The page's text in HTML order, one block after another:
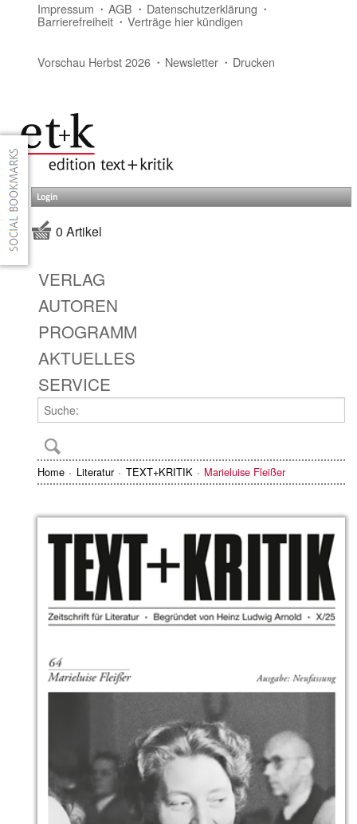
Impressum AGB Datenschutzerklärung
Barrierefreiheit Verträge hier kündigen
Vorschau Herbst 2026 Newsletter Drucken
Login
0 Artikel
VERLAG
AUTOREN
PROGRAMM
AKTUELLES
SERVICE
Home Literatur TEXT+KRITIK Marieluise Fleißer